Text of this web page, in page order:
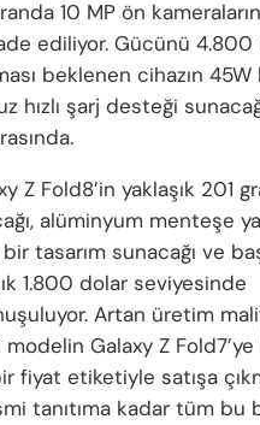
10 MP ön kameraların
ediliyor. Gücünü 4.800
beklenen cihazın 45W
hızlı şarj desteği
Z Fold8’in yaklaşık 201
alüminyum menteşe
bir tasarım sunacağı ve
1.800 dolar seviyesinde
Artan üretim
Galaxy Z Fold7’ye
fiyat etiketiyle satışa
tanıtıma kadar tüm bu